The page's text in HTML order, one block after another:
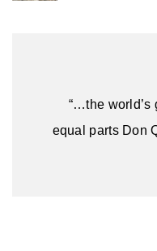
del
Tibet
base
Everest
“…the
equal parts Don